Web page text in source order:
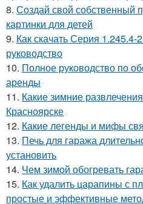
8. Создай свой собственный
картинки для детей
9. Как скачать Серия
руководство
10. Полное руководство по
аренды
11. Какие зимние
Красноярске
12. Какие легенды и мифы
13. Печь для гаража
установить
14. Чем зимой обогревать
15. Как удалить царапины с
простые и эффективные